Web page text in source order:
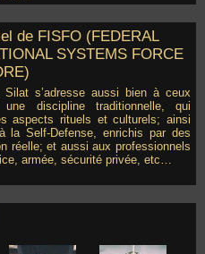
de FISFO (FEDERAL
SYSTEMS FORCE
Silat s’adresse aussi bien à ceux
une discipline traditionnelle, qui
aspects rituels et culturels; ainsi
la Self-Defense, enrichis par des
réelle; et aussi aux professionnels
armée, sécurité privée, etc…